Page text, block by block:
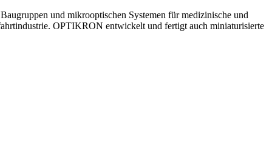
und mikrooptischen Systemen für medizinische und
OPTIKRON entwickelt und fertigt auch miniaturisierte